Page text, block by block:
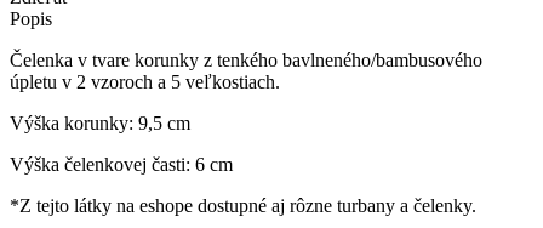
-
tenký
úplet
Popis
Čelenka v tvare korunky z tenkého bavlneného/bambusového
úpletu v 2 vzoroch a 5 veľkostiach.
Výška korunky: 9,5 cm
Výška čelenkovej časti: 6 cm
*Z tejto látky na eshope dostupné aj rôzne turbany a čelenky.